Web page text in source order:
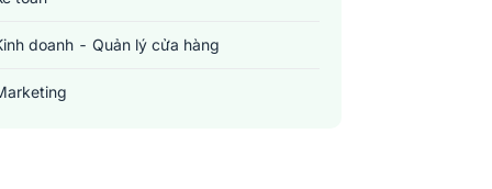
doanh - Quản lý cửa hàng